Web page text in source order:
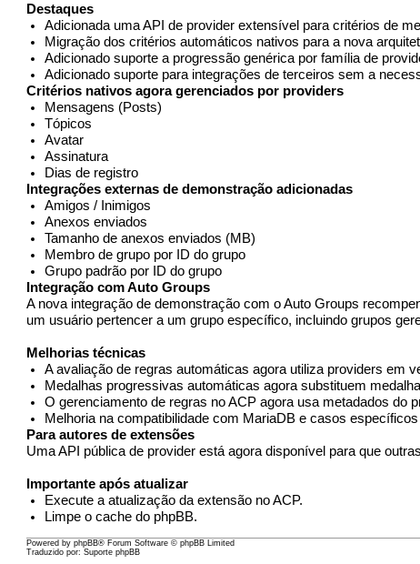
Destaques
Adicionada uma API de provider extensível para critérios de
Migração dos critérios automáticos nativos para a nova
Adicionado suporte a progressão genérica por família de
Adicionado suporte para integrações de terceiros sem a
Critérios nativos agora gerenciados por providers
Mensagens (Posts)
Tópicos
Avatar
Assinatura
Dias de registro
Integrações externas de demonstração adicionadas
Amigos / Inimigos
Anexos enviados
Tamanho de anexos enviados (MB)
Membro de grupo por ID do grupo
Grupo padrão por ID do grupo
Integração com Auto Groups
A nova integração de demonstração com o Auto Groups
um usuário pertencer a um grupo específico, incluindo grupos
Melhorias técnicas
A avaliação de regras automáticas agora utiliza providers em
Medalhas progressivas automáticas agora substituem
O gerenciamento de regras no ACP agora usa metadados do
Melhoria na compatibilidade com MariaDB e casos
Para autores de extensões
Uma API pública de provider está agora disponível para que
Importante após atualizar
Execute a atualização da extensão no ACP.
Limpe o cache do phpBB.
Powered byphpBB® Forum Software © phpBB Limited
Traduzido por:Suporte phpBB